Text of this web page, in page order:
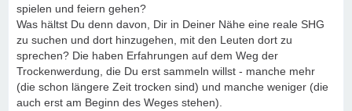
spielen und feiern gehen?
Was hältst Du denn davon, Dir in Deiner Nähe eine reale SHG
zu suchen und dort hinzugehen, mit den Leuten dort zu
sprechen? Die haben Erfahrungen auf dem Weg der
Trockenwerdung, die Du erst sammeln willst - manche mehr
(die schon längere Zeit trocken sind) und manche weniger (die
auch erst am Beginn des Weges stehen).